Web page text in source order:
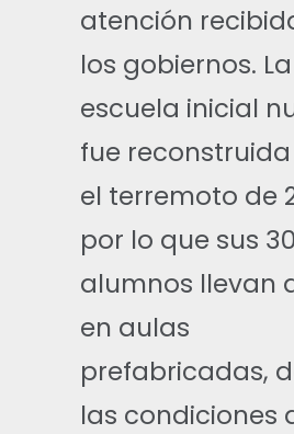
atención
los gobiernos. La
escuela inicial
fue
el terremoto de
por lo que sus
alumnos llevan
en aulas
prefabricadas,
las condiciones